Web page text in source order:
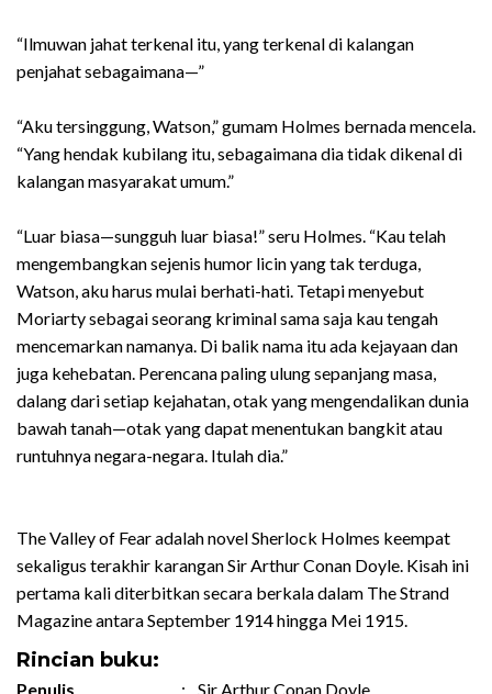
“Ilmuwan jahat terkenal itu, yang terkenal di kalangan
penjahat sebagaimana—”
“Aku tersinggung, Watson,” gumam Holmes bernada mencela.
“Yang hendak kubilang itu, sebagaimana dia tidak dikenal di
kalangan masyarakat umum.”
“Luar biasa—sungguh luar biasa!” seru Holmes. “Kau telah
mengembangkan sejenis humor licin yang tak terduga,
Watson, aku harus mulai berhati-hati. Tetapi menyebut
Moriarty sebagai seorang kriminal sama saja kau tengah
mencemarkan namanya. Di balik nama itu ada kejayaan dan
juga kehebatan. Perencana paling ulung sepanjang masa,
dalang dari setiap kejahatan, otak yang mengendalikan dunia
bawah tanah—otak yang dapat menentukan bangkit atau
runtuhnya negara-negara. Itulah dia.”
The Valley of Fear adalah novel Sherlock Holmes keempat
sekaligus terakhir karangan Sir Arthur Conan Doyle. Kisah ini
pertama kali diterbitkan secara berkala dalam The Strand
Magazine antara September 1914 hingga Mei 1915.
Rincian buku:
Penulis : Sir Arthur Conan Doyle